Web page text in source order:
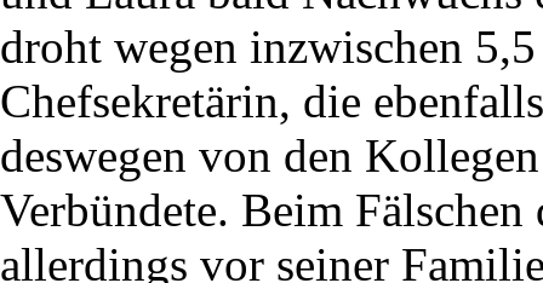
droht wegen inzwischen
Chefsekretärin, die
deswegen von den
Verbündete. Beim Fälschen
allerdings vor seiner